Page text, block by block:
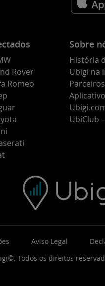
Rover
Romeo
Sobre
História
Ubigi na
UbiClub
Aviso Legal
Todos os direitos